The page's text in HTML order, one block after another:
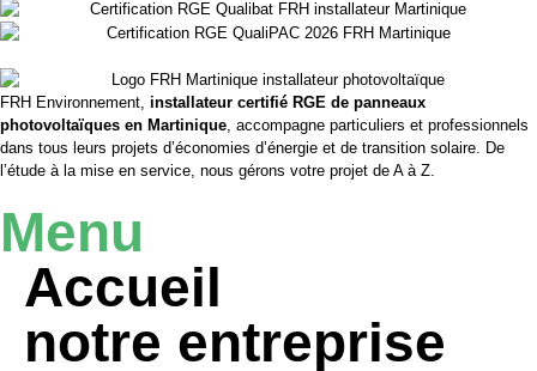
FRH Environnement, installateur certifié RGE de panneaux
photovoltaïques en Martinique , accompagne particuliers et professionnels
dans tous leurs projets d’économies d’énergie et de transition solaire. De
l’étude à la mise en service, nous gérons votre projet de A à Z.
Menu
Accueil
notre entreprise